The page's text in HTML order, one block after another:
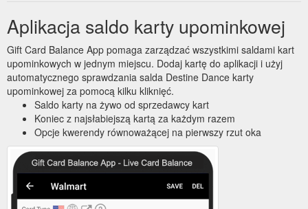
Aplikacja saldo karty upominkowej
Gift Card Balance App pomaga zarządzać wszystkimi saldami kart
upominkowych w jednym miejscu. Dodaj kartę do aplikacji i użyj
automatycznego sprawdzania salda Destine Dance karty
upominkowej za pomocą kilku kliknięć.
Saldo karty na żywo od sprzedawcy kart
Koniec z najsłabiejszą kartą za każdym razem
Opcje kwerendy równoważącej na pierwszy rzut oka